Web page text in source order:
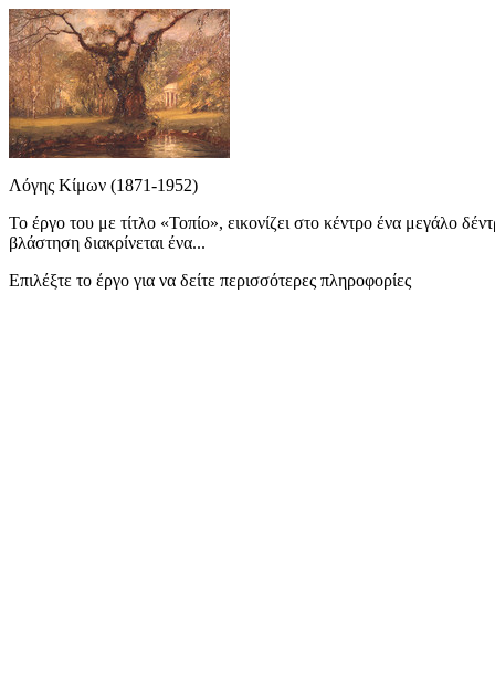
Λόγης Κίμων (1871-1952)
Το έργο του με τίτλο «Τοπίο», εικονίζει στο κέντρο ένα μεγάλο
βλάστηση διακρίνεται ένα...
Επιλέξτε το έργο για να δείτε περισσότερες πληροφορίες